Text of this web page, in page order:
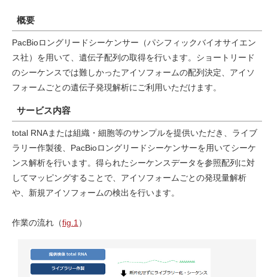
概要
PacBioロングリードシーケンサー（パシフィックバイオサイエン
ス社）を用いて、遺伝子配列の取得を行います。ショートリード
のシーケンスでは難しかったアイソフォームの配列決定、アイソ
フォームごとの遺伝子発現解析にご利用いただけます。
サービス内容
total RNAまたは組織・細胞等のサンプルを提供いただき、ライブ
ラリー作製後、PacBioロングリードシーケンサーを用いてシーケ
ンス解析を行います。得られたシーケンスデータを参照配列に対
してマッピングすることで、アイソフォームごとの発現量解析
や、新規アイソフォームの検出を行います。
作業の流れ（fig.1）